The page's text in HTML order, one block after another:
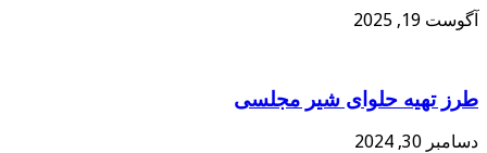
آگوست 19, 2025
طرز تهیه حلوای شیر مجلسی
دسامبر 30, 2024